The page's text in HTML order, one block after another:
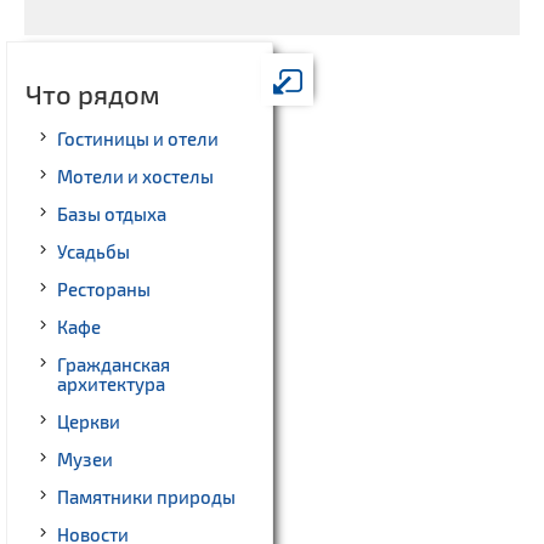
Что рядом
Гостиницы и отели
Мотели и хостелы
Базы отдыха
Усадьбы
Рестораны
Кафе
Гражданская
архитектура
Церкви
Музеи
Памятники природы
Новости